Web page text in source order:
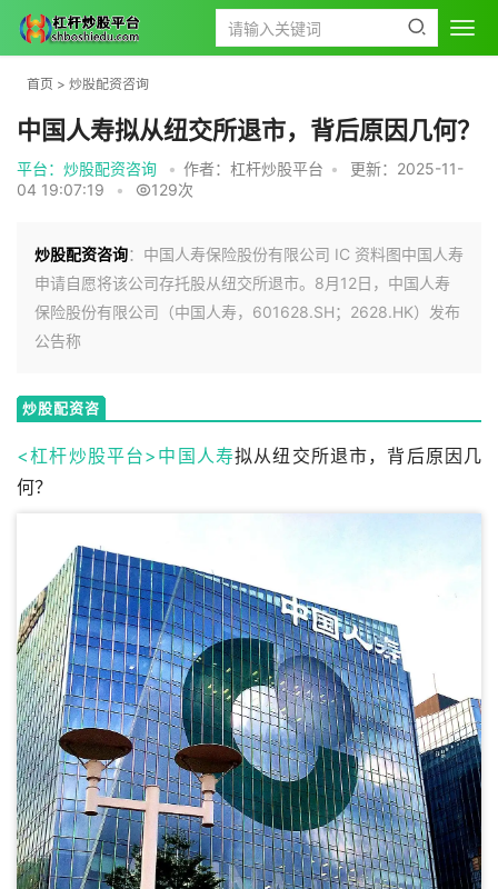
首页 > 炒股配资咨询
中国人寿拟从纽交所退市，背后原因几何？
平台：炒股配资咨询 • 作者：杠杆炒股平台 •
更新：2025-11-
04 19:07:19
• 129次
炒股配资咨询：中国人寿保险股份有限公司 IC 资料图中国人寿
申请自愿将该公司存托股从纽交所退市。8月12日，中国人寿
保险股份有限公司（中国人寿，601628.SH；2628.HK）发布
公告称
炒股配资咨
<杠杆炒股平台> 中国人寿拟从纽交所退市，背后原因几
何？